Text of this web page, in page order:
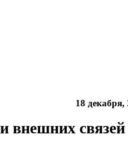
18 декабря,
внешних